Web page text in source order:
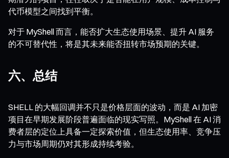
代币模型之间找到平衡。
对于 MyShell 而言，能否扩大生态使用场景、提升 AI 服务
的不可替代性，将是其未来能否扭转市场预期的关键。
六、总结
SHELL 的大幅回调并不只是价格层面的波动，而是 AI 加密
项目在早期发展阶段普遍面临的现实写照。MyShell 在 AI 消
费者层的定位上具备一定探索价值，但生态使用率、竞争压
力与市场周期仍对其形成持续考验。